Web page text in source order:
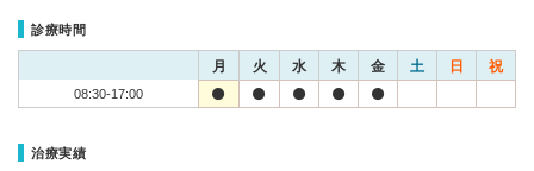
診療時間
月 火 水 木 金 土 日 祝
08:30-17:00
治療実績